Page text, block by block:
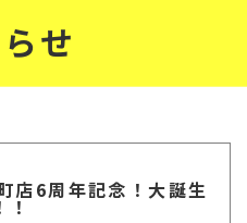
せ
店6周年記念！大誕生
！